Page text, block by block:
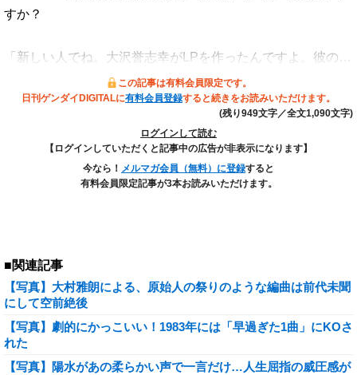
すか？
「新しい人でね。大沢誉志幸がLPを作ったんですよ。彼の…
この記事は有料会員限定です。
日刊ゲンダイDIGITALに有料会員登録すると続きをお読みいただけます。
(残り949文字／全文1,090文字)
ログインして読む
【ログインしていただくと記事中の広告が非表示になります】
今なら！ メルマガ会員（無料）に登録すると
有料会員限定記事が3本お読みいただけます。
■関連記事
【写真】大村雅朗による、原始人の祭りのような編曲は前代未聞
にして空前絶後
【写真】劇的にかっこいい！1983年には「早過ぎた1曲」にKOさ
れた
【写真】陽水があの柔らかい声で一言だけ…人生屈指の威圧感が